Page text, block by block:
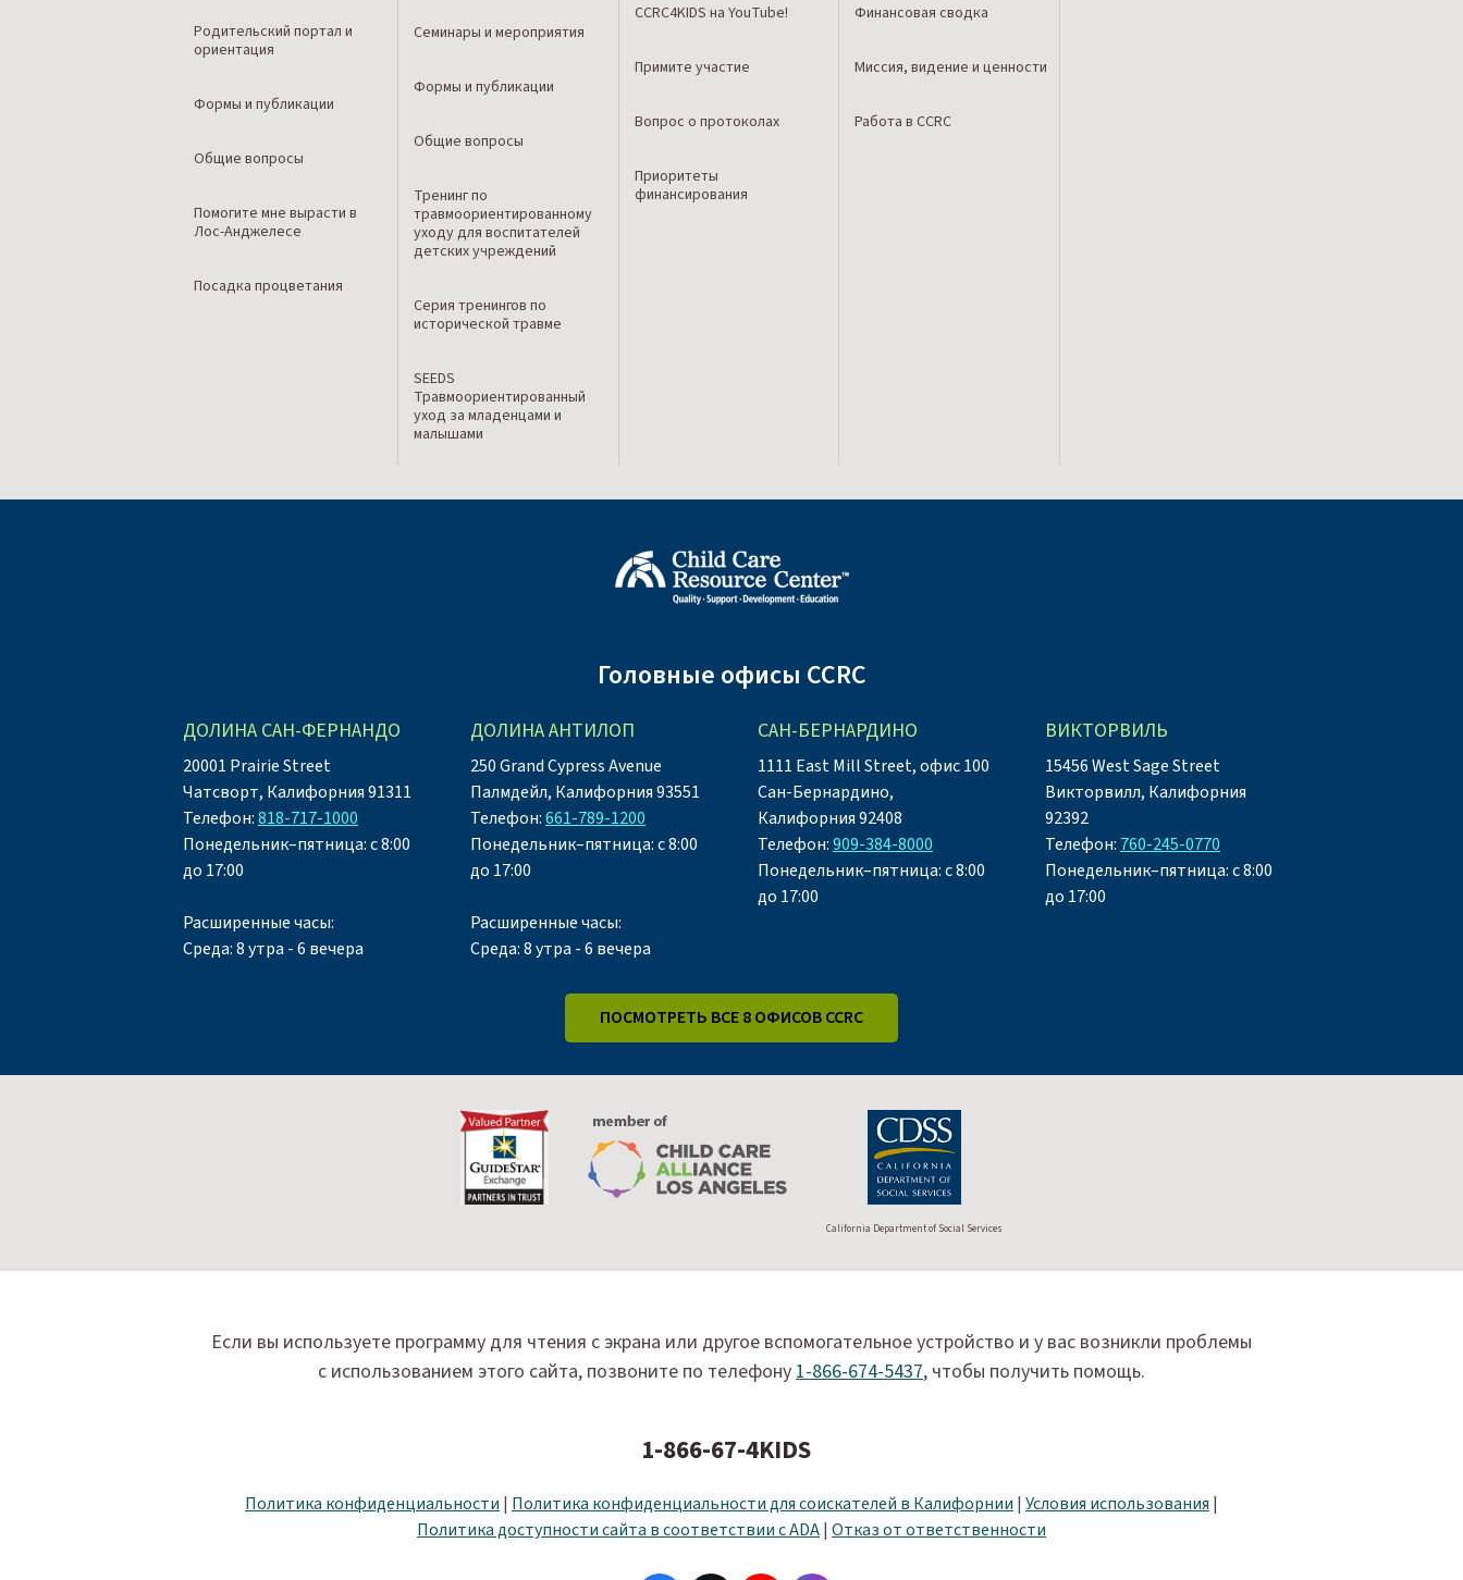
Родительский портал и
ориентация
Формы и публикации
Общие вопросы
Помогите мне вырасти в
Лос-Анджелесе
Посадка процветания
Семинары и мероприятия
Формы и публикации
Общие вопросы
Тренинг по
травмоориентированному
уходу для воспитателей
детских учреждений
Серия тренингов по
исторической травме
SEEDS
Травмоориентированный
уход за младенцами и
малышами
CCRC4KIDS на YouTube!
Примите участие
Вопрос о протоколах
Приоритеты
финансирования
Финансовая сводка
Миссия, видение и ценности
Работа в CCRC
Головные офисы CCRC
ДОЛИНА САН-ФЕРНАНДО
20001 Prairie Street
Чатсворт, Калифорния 91311
Телефон:818-717-1000
Понедельник–пятница: с 8:00
до 17:00
Расширенные часы:
Среда: 8 утра - 6 вечера
ДОЛИНА АНТИЛОП
250 Grand Cypress Avenue
Палмдейл, Калифорния 93551
Телефон:661-789-1200
Понедельник–пятница: с 8:00
до 17:00
Расширенные часы:
Среда: 8 утра - 6 вечера
САН-БЕРНАРДИНО
1111 East Mill Street, офис 100
Сан-Бернардино,
Калифорния 92408
Телефон:909-384-8000
Понедельник–пятница: с 8:00
до 17:00
ВИКТОРВИЛЬ
15456 West Sage Street
Викторвилл, Калифорния
92392
Телефон: 760-245-0770
Понедельник–пятница: с 8:00
до 17:00
ПОСМОТРЕТЬ ВСЕ 8 ОФИСОВ CCRC
California Department of Social Services
Если вы используете программу для чтения с экрана или другое вспомогательное устройство и у вас возникли проблемы
с использованием этого сайта, позвоните по телефону1-866-674-5437, чтобы получить помощь.
1-866-67-4KIDS
Политика конфиденциальности | Политика конфиденциальности для соискателей в Калифорнии | Условия использования |
Политика доступности сайта в соответствии с ADA| Отказ от ответственности